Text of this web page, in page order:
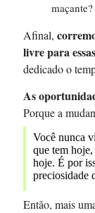
maçante?
Afinal,
livre para
dedicado o
As
Porque a
Você nunca
que tem
hoje. É por
preciosidade
Então, mais